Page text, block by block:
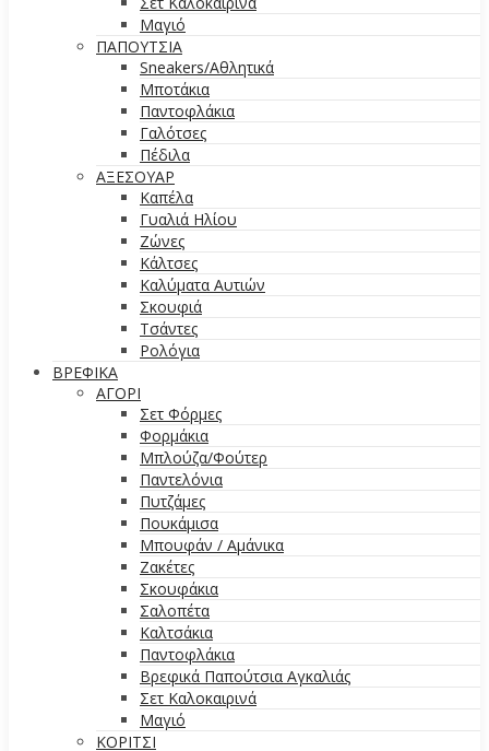
Μαγιό
ΠΑΠΟΥΤΣΙΑ
Sneakers/Αθλητικά
Μποτάκια
Παντοφλάκια
Γαλότσες
Πέδιλα
ΑΞΕΣΟΥΑΡ
Καπέλα
Γυαλιά Ηλίου
Ζώνες
Κάλτσες
Καλύματα Αυτιών
Σκουφιά
Τσάντες
Ρολόγια
ΒΡΕΦΙΚΑ
ΑΓΟΡΙ
Σετ Φόρμες
Φορμάκια
Μπλούζα/Φούτερ
Παντελόνια
Πυτζάμες
Πουκάμισα
Μπουφάν / Αμάνικα
Ζακέτες
Σκουφάκια
Σαλοπέτα
Καλτσάκια
Παντοφλάκια
Βρεφικά Παπούτσια Αγκαλιάς
Σετ Καλοκαιρινά
Μαγιό
ΚΟΡΙΤΣΙ